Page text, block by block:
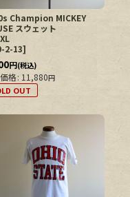
Champion MICKEY
スウェット
2-13]
円(税込)
格: 11,880円
OUT